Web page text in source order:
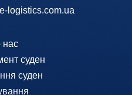
logistics.com.ua
нас
суден
суден